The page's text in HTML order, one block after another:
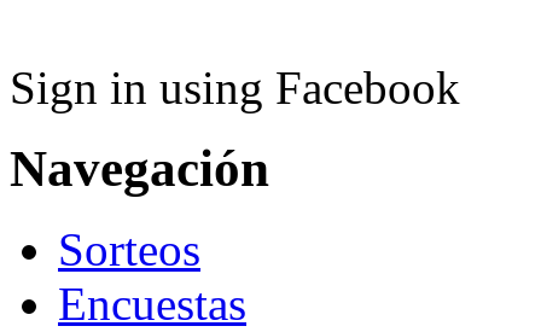
Sign in using Facebook
Navegación
Sorteos
Encuestas